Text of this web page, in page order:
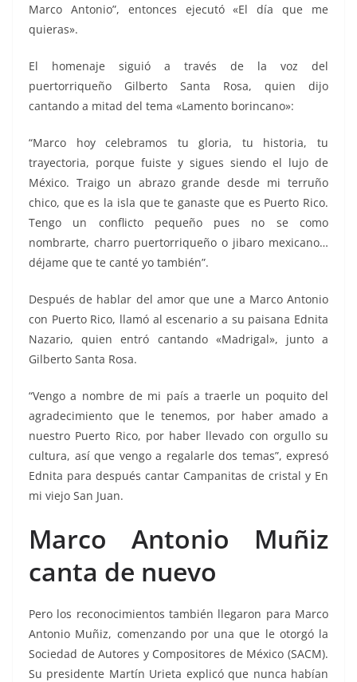
Marco Antonio”, entonces ejecutó «El día que me
quieras».
El homenaje siguió a través de la voz del
puertorriqueño Gilberto Santa Rosa, quien dijo
cantando a mitad del tema «Lamento borincano»:
“Marco hoy celebramos tu gloria, tu historia, tu
trayectoria, porque fuiste y sigues siendo el lujo de
México. Traigo un abrazo grande desde mi terruño
chico, que es la isla que te ganaste que es Puerto Rico.
Tengo un conflicto pequeño pues no se como
nombrarte, charro puertorriqueño o jibaro mexicano…
déjame que te canté yo también”.
Después de hablar del amor que une a Marco Antonio
con Puerto Rico, llamó al escenario a su paisana Ednita
Nazario, quien entró cantando «Madrigal», junto a
Gilberto Santa Rosa.
“Vengo a nombre de mi país a traerle un poquito del
agradecimiento que le tenemos, por haber amado a
nuestro Puerto Rico, por haber llevado con orgullo su
cultura, así que vengo a regalarle dos temas”, expresó
Ednita para después cantar Campanitas de cristal y En
mi viejo San Juan.
Marco Antonio Muñiz
canta de nuevo
Pero los reconocimientos también llegaron para Marco
Antonio Muñiz, comenzando por una que le otorgó la
Sociedad de Autores y Compositores de México (SACM).
Su presidente Martín Urieta explicó que nunca habían